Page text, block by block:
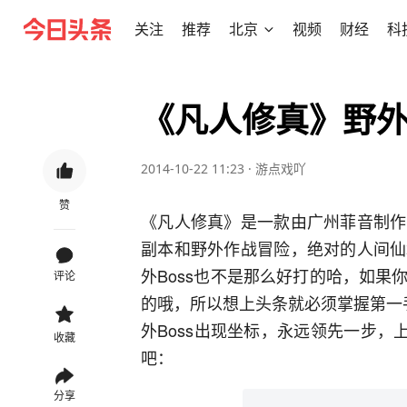
关注 推荐 北京 视频 财经 科
赞
评论
收藏
分享
《凡人修真》野
2014-10-22 11:23 · 游点戏吖
《凡人修真》是一款由广州菲音制
副本和野外作战冒险，绝对的人间
外Boss也不是那么好打的哈，如果
的哦，所以想上头条就必须掌握第
外Boss出现坐标，永远领先一步，
吧：